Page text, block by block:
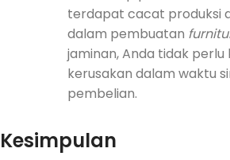
terdapat cacat produksi
dalam pembuatan
jaminan, Anda tidak
kerusakan dalam waktu
pembelian.
Kesimpulan